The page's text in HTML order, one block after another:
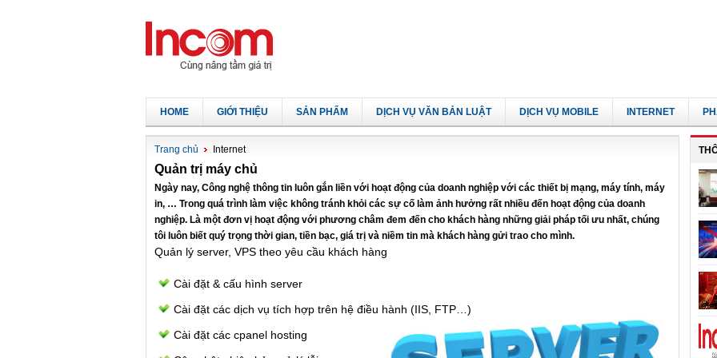
HOME GIỚI THIỆU SẢN PHẨM DỊCH VỤ VĂN BẢN LUẬT DỊCH VỤ MOBILE INTERNET
Trang chủ Internet
Quản trị máy chủ
Ngày nay, Công nghệ thông tin luôn gắn liền với hoạt động của doanh nghiệp với các thiết bị mạng, máy tính, máy
in, … Trong quá trình làm việc không tránh khỏi các sự cố làm ảnh hưởng rất nhiều đến hoạt động của doanh
nghiệp. Là một đơn vị hoạt động với phương châm đem đến cho khách hàng những giải pháp tối ưu nhất, chúng
tôi luôn biết quý trọng thời gian, tiền bạc, giá trị và niềm tin mà khách hàng gửi trao cho mình.
Quản lý server, VPS theo yêu cầu khách hàng
Cài đặt & cấu hình server
Cài đặt các dịch vụ tích hợp trên hệ điều hành (IIS, FTP…)
Cài đặt các cpanel hosting